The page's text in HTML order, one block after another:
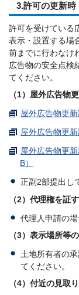
3.許可の更新時
許可を受けている
表示・設置する場
前までに行わなけ
広告物の安全点検
てください。
（1）屋外広告物
屋外広告物更
屋外広告物更
屋外広告物更
B）
正副2部提出し
（2）代理権を証
代理人申請の場
（3）表示場所等
土地所有者の
てください。
（4）付近の見取